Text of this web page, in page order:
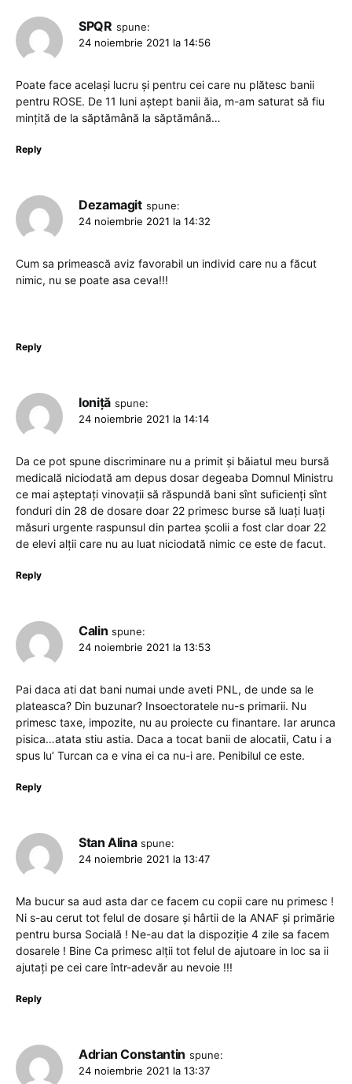
SPQR spune:
24 noiembrie 2021 la 14:56
Poate face același lucru și pentru cei care nu plătesc banii
pentru ROSE. De 11 luni aștept banii ăia, m-am saturat să fiu
mințită de la săptămână la săptămână…
Reply
Dezamagit spune:
24 noiembrie 2021 la 14:32
Cum sa primească aviz favorabil un individ care nu a făcut
nimic, nu se poate asa ceva!!!
Reply
Ioniță spune:
24 noiembrie 2021 la 14:14
Da ce pot spune discriminare nu a primit și băiatul meu bursă
medicală niciodată am depus dosar degeaba Domnul Ministru
ce mai așteptați vinovații să răspundă bani sînt suficienți sînt
fonduri din 28 de dosare doar 22 primesc burse să luați luați
măsuri urgente raspunsul din partea școlii a fost clar doar 22
de elevi alții care nu au luat niciodată nimic ce este de facut.
Reply
Calin spune:
24 noiembrie 2021 la 13:53
Pai daca ati dat bani numai unde aveti PNL, de unde sa le
plateasca? Din buzunar? Insoectoratele nu-s primarii. Nu
primesc taxe, impozite, nu au proiecte cu finantare. Iar arunca
pisica…atata stiu astia. Daca a tocat banii de alocatii, Catu i a
spus lu’ Turcan ca e vina ei ca nu-i are. Penibilul ce este.
Reply
Stan Alina spune:
24 noiembrie 2021 la 13:47
Ma bucur sa aud asta dar ce facem cu copii care nu primesc !
Ni s-au cerut tot felul de dosare și hârtii de la ANAF și primărie
pentru bursa Socială ! Ne-au dat la dispoziție 4 zile sa facem
dosarele ! Bine Ca primesc alții tot felul de ajutoare in loc sa ii
ajutați pe cei care într-adevăr au nevoie !!!
Reply
Adrian Constantin spune:
24 noiembrie 2021 la 13:37